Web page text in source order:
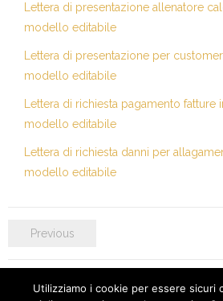
Lettera di presentazione allenatore
modello editabile
Lettera di presentazione per
modello editabile
Lettera di richiesta pagamento fatture
modello editabile
Lettera di richiesta danni per
modello editabile
Previous
Utilizziamo i cookie per essere sicuri